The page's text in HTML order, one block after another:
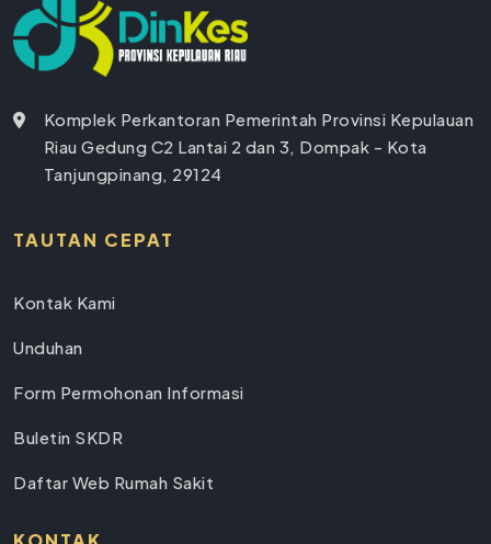
Komplek Perkantoran Pemerintah Provinsi Kepulauan
Riau Gedung C2 Lantai 2 dan 3, Dompak - Kota
Tanjungpinang, 29124
TAUTAN CEPAT
Kontak Kami
Unduhan
Form Permohonan Informasi
Buletin SKDR
Daftar Web Rumah Sakit